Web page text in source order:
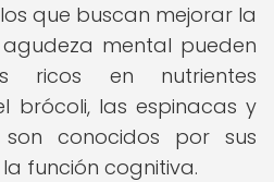
que buscan mejorar la
mental pueden
ricos en nutrientes
brócoli, las espinacas y
conocidos por sus
función cognitiva.